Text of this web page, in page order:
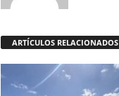
ARTÍCULOS RELACIONADOS